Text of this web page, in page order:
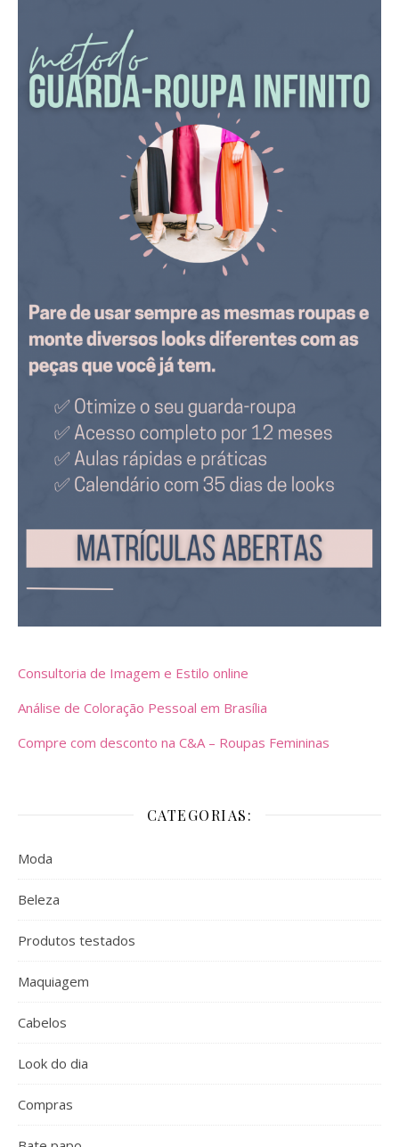
Consultoria de Imagem e Estilo online
Análise de Coloração Pessoal em Brasília
Compre com desconto na C&A – Roupas Femininas
CATEGORIAS:
Moda
Beleza
Produtos testados
Maquiagem
Cabelos
Look do dia
Compras